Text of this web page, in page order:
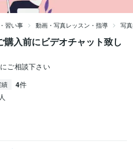
習い事 動画・写真レッスン・指導 写
購入前にビデオチャット致し
ご相談下さい
績 4件
人